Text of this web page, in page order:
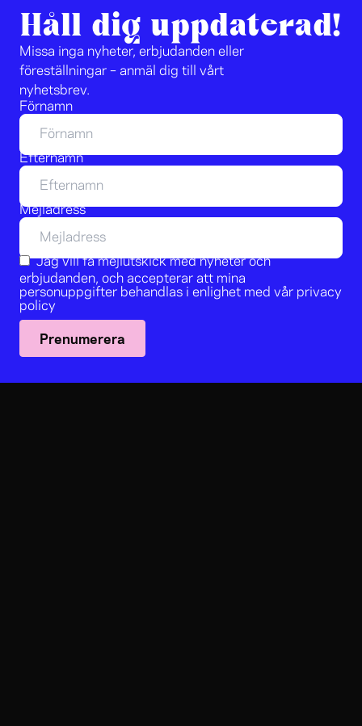
Håll dig uppdaterad!
Missa inga nyheter, erbjudanden eller
föreställningar – anmäl dig till vårt
nyhetsbrev.
Förnamn
Efternamn
Mejladress
Jag vill få mejlutskick med nyheter och
erbjudanden, och accepterar att mina
personuppgifter behandlas i enlighet med vår privacy
policy
Prenumerera